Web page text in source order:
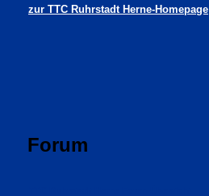
zur TTC Ruhrstadt Herne-Homepage
Forum